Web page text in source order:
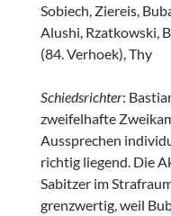
Sobiech, Ziereis,
Alushi, Rzatkowski,
(84. Verhoek), Thy
Schiedsrichter:
zweifelhafte
Aussprechen
richtig liegend. Die
Sabitzer im
grenzwertig, weil